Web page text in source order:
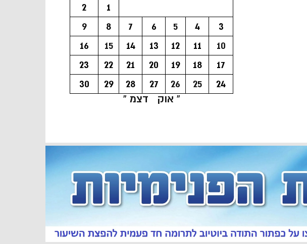
1
2
3
4
5
6
7
8
9
10
11
12
13
14
15
16
17
18
19
20
21
22
23
24
25
26
27
28
29
30
« אוק
דצמ »